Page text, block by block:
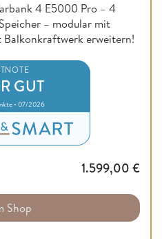
4 E5000 Pro – 4
– modular mit
erweitern!
GUT
• 07/2026
1.599,00 €
Shop